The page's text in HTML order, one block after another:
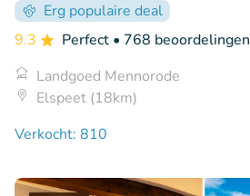
Erg populaire deal
9.3
Perfect • 768 beoordelingen
Landgoed Mennorode
Elspeet (18km)
Verkocht: 810